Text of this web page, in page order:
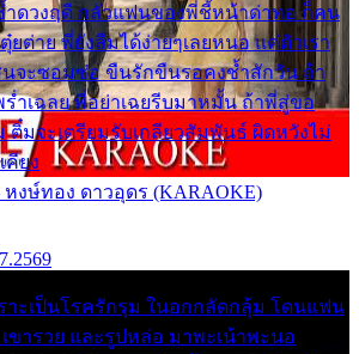
ดวงฤดี กลัวแฟนของพี่ชี้หน้าด่าทอ ก็คน
ต่าย พี่ยังลืมได้ง่ายๆเลยหนอ แค่ตัวเรา
จะซอมซ่อ ขืนรักขืนรอคงช้ำสักวัน ถ้า
ร่ำเฉลย พี่อย่าเฉยรีบมาหมั้น ถ้าพี่สู่ขอ
ติ๋มจะเตรียมรับเกลียวสัมพันธ์ ผิดหวังไม่
คียง
งษ์ทอง ดาวอุดร (KARAOKE)
าะเป็นโรครักรุม ในอกกลัดกลุ้ม โดนแฟน
ขารวย และรูปหล่อ มาพะเน้าพะนอ